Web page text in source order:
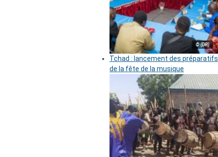
© (DR)
Tchad : lancement des préparatifs
de la fête de la musique